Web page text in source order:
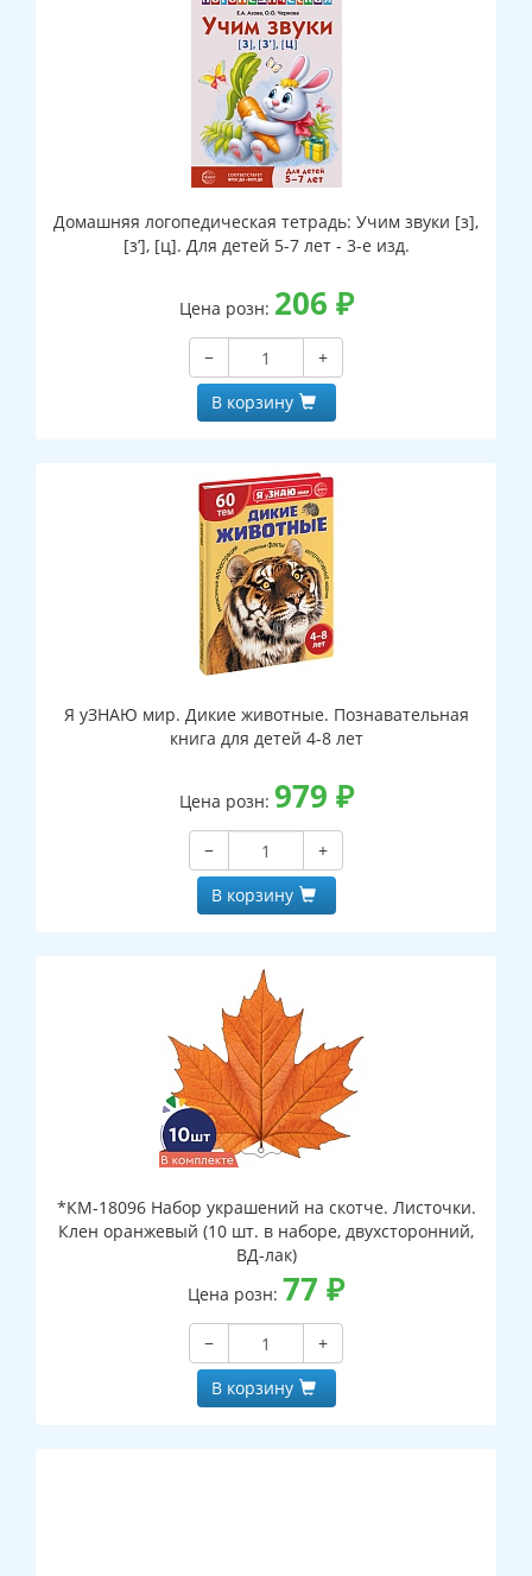
Домашняя логопедическая тетрадь: Учим звуки [з],
[з’], [ц]. Для детей 5-7 лет - 3-е изд.
Цена розн: 206 ₽
−
+
В корзину
Я уЗНАЮ мир. Дикие животные. Познавательная
книга для детей 4-8 лет
Цена розн: 979 ₽
−
+
В корзину
*КМ-18096 Набор украшений на скотче. Листочки.
Клен оранжевый (10 шт. в наборе, двухсторонний,
ВД-лак)
Цена розн: 77 ₽
−
+
В корзину